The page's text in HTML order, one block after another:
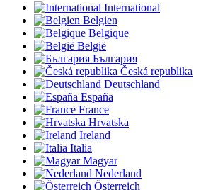
International
Belgien
Belgique
België
България
Česká republika
Deutschland
España
France
Hrvatska
Ireland
Italia
Magyar
Nederland
Österreich